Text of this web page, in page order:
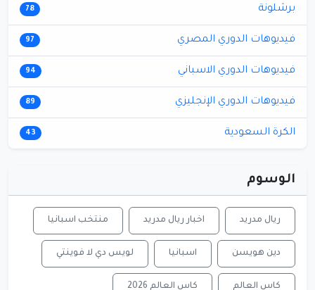
برشلونة 78
فيديوهات الدوري المصري 97
فيديوهات الدوري الاسباني 94
فيديوهات الدوري الإنجليزي 89
الكرة السعودية 43
الوسوم
ريال مدريد اخبار ريال مدريد منتخب اسبانيا
دين هويسن اسبانيا لويس دي لا فوينتي
كاس العالم كاس العالم 2026